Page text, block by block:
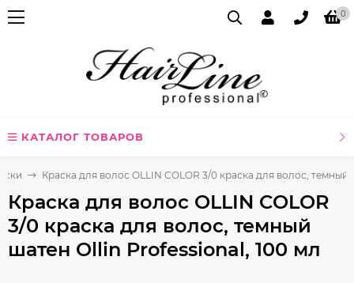
0
КАТАЛОГ ТОВАРОВ
Краска для волос OLLIN COLOR 3/0 краска для волос,
Краска для волос OLLIN COLOR
3/0 краска для волос, темный
шатен Ollin Professional, 100 мл